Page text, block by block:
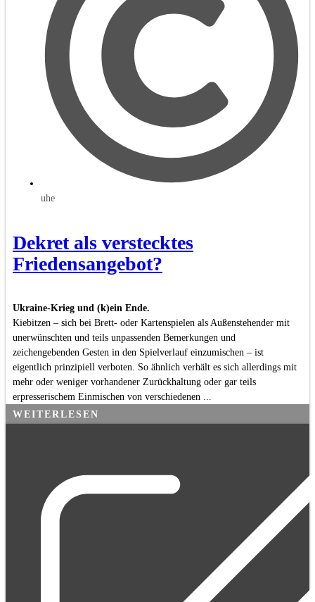
uhe
Dekret als verstecktes
Friedensangebot?
Ukraine-Krieg und (k)ein Ende.
Kiebitzen – sich bei Brett- oder Kartenspielen als Außenstehender mit
unerwünschten und teils unpassenden Bemerkungen und
zeichengebenden Gesten in den Spielverlauf einzumischen – ist
eigentlich prinzipiell verboten. So ähnlich verhält es sich allerdings mit
mehr oder weniger vorhandener Zurückhaltung oder gar teils
erpresserischem Einmischen von verschiedenen ...
WEITERLESEN